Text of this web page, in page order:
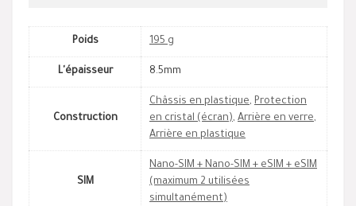
Poids 195 g
L'épaisseur 8.5mm
Construction
Châssis en plastique, Protection
en cristal (écran), Arrière en verre,
Arrière en plastique
SIM
Nano-SIM + Nano-SIM + eSIM + eSIM
(maximum 2 utilisées
simultanément)